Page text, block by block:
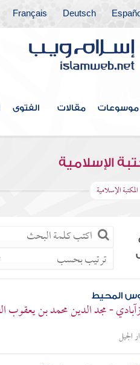
Deutsch
Français
موسوعات مقالات الفتوى
الإسلامية
المكتبة الإسلامية
المحيط
- مجد الدين محمد بن يعقوب
الجيل